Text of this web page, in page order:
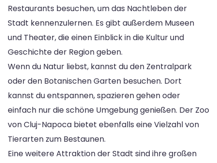
Restaurants besuchen, um das Nachtleben der
Stadt kennenzulernen. Es gibt außerdem Museen
und Theater, die einen Einblick in die Kultur und
Geschichte der Region geben.
Wenn du Natur liebst, kannst du den Zentralpark
oder den Botanischen Garten besuchen. Dort
kannst du entspannen, spazieren gehen oder
einfach nur die schöne Umgebung genießen. Der Zoo
von Cluj-Napoca bietet ebenfalls eine Vielzahl von
Tierarten zum Bestaunen.
Eine weitere Attraktion der Stadt sind ihre großen